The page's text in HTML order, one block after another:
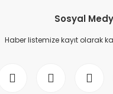
Sosyal
Haber listemize kayıt olarak